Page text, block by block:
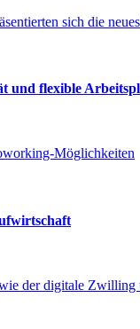
sich die
und flexible
Möglichkeiten
der digitale Zwilling